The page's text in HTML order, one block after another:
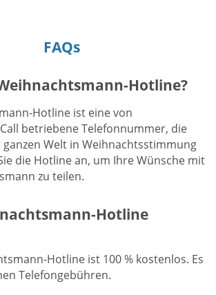
FAQs
Hotline?
Hotline ist eine von
betriebene Telefonnummer, die
ganzen Welt in Weihnachtsstimmung
die Hotline an, um Ihre Wünsche mit
zu teilen.
Hotline
Hotline ist 100 % kostenlos. Es
Telefongebühren.